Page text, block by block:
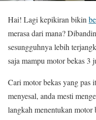
Hai! Lagi kepikiran bikin
merasa dari mana?
sesungguhnya lebih
saja mampu motor bekas 3
Cari motor bekas yang
menyesal, anda mesti
langkah menentukan motor